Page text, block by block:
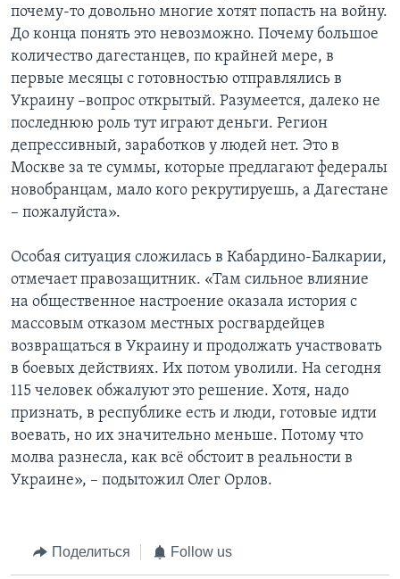
почему-то довольно многие хотят попасть на войну.
До конца понять это невозможно. Почему большое
количество дагестанцев, по крайней мере, в
первые месяцы с готовностью отправлялись в
Украину –вопрос открытый. Разумеется, далеко не
последнюю роль тут играют деньги. Регион
депрессивный, заработков у людей нет. Это в
Москве за те суммы, которые предлагают федералы
новобранцам, мало кого рекрутируешь, а Дагестане
– пожалуйста».
Особая ситуация сложилась в Кабардино-Балкарии,
отмечает правозащитник. «Там сильное влияние
на общественное настроение оказала история с
массовым отказом местных росгвардейцев
возвращаться в Украину и продолжать участвовать
в боевых действиях. Их потом уволили. На сегодня
115 человек обжалуют это решение. Хотя, надо
признать, в республике есть и люди, готовые идти
воевать, но их значительно меньше. Потому что
молва разнесла, как всё обстоит в реальности в
Украине», – подытожил Олег Орлов.
Поделиться Follow us